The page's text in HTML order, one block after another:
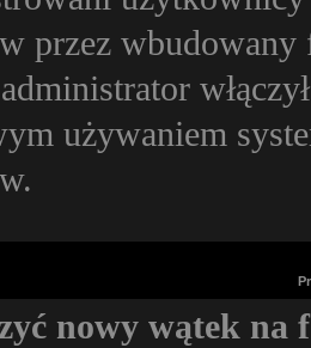
przez
używaniem
nowy wątek na